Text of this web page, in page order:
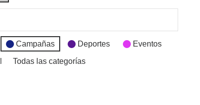
Campañas Deportes Eventos
Todas las categorías